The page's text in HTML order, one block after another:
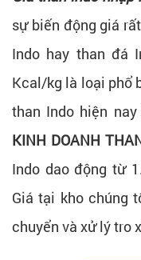
sự biến động giá
Indo hay than đá
Kcal/kg là loại phổ
than Indo hiện nay
KINH DOANH
Indo dao động từ
Giá tại kho chúng
chuyển và xử lý tro